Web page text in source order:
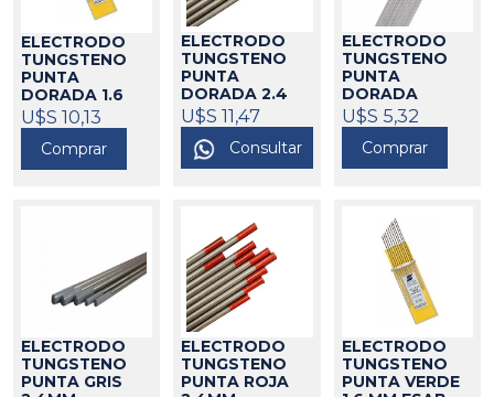
ELECTRODO
TUNGSTENO
PUNTA
DORADA 1.6
MM ESAB
605043
U$S 10,13
Comprar
ELECTRODO
TUNGSTENO
PUNTA
DORADA 2.4
MM ESAB
605044
U$S 11,47
Consultar
ELECTRODO
TUNGSTENO
PUNTA
DORADA
2.4MM
SMARTER82029
U$S 5,32
Comprar
ELECTRODO
TUNGSTENO
PUNTA GRIS
ELECTRODO
TUNGSTENO
PUNTA ROJA
ELECTRODO
TUNGSTENO
PUNTA VERDE